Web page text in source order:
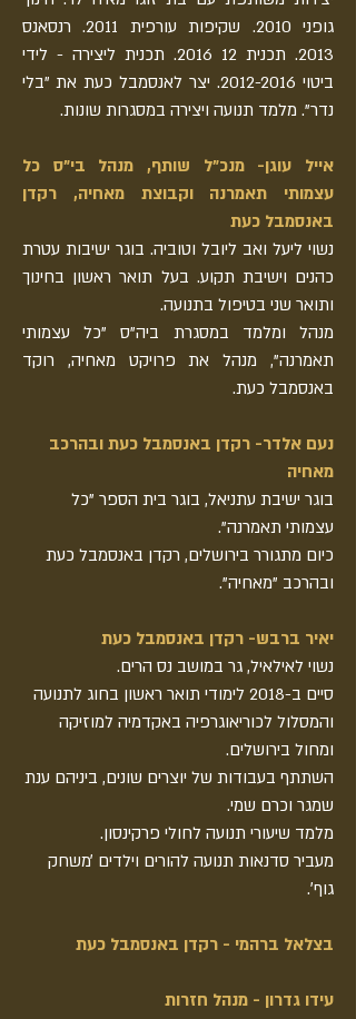
גופני 2010. שקיפות עורפית 2011. רנסאנס
2013. תכנית 12 2016. תכנית ליצירה - לידי
ביטוי 2012-2016
. יצר לאנסמבל כעת את "בלי
נדר". מלמד תנועה ויצירה במסגרות שונות.
אייל עוגן- מנכ"ל שותף, מנהל בי"ס כל
עצמותי תאמרנה וקבוצת מאחיה, רקדן
באנסמבל כעת
נשוי ליעל ואב ליובל וטוביה. בוגר ישיבות עטרת
כהנים וישיבת תקוע. בעל תואר ראשון בחינוך
ותואר שני בטיפול בתנועה.
מנהל ומלמד במסגרת ביה"ס "כל עצמותי
תאמרנה", מנהל את פרויקט מאחיה, רוקד
באנסמבל כעת.
נעם אלדר- רקדן באנסמבל כעת ובהרכב
מאחיה
בוגר ישיבת עתניאל, בוגר בית הספר "כל
עצמותי תאמרנה".
כיום מתגורר בירושלים, רקדן באנסמבל כעת
ובהרכב "מאחיה".
יאיר ברבש- רקדן באנסמבל כעת
נשוי לאילאיל, גר במושב נס הרים.
סיים ב-2018 לימודי תואר ראשון בחוג לתנועה
והמסלול לכוריאוגרפיה באקדמיה למוזיקה
ומחול בירושלים.
השתתף בעבודות של יוצרים שונים, ביניהם ענת
שמגר וכרם שמי.
מלמד שיעורי תנועה לחולי פרקינסון.
מעביר סדנאות תנועה להורים וילדים ׳משחק
גוף׳.
בצלאל ברהמי - רקדן באנסמבל כעת
עידו גדרון - מנהל חזרות